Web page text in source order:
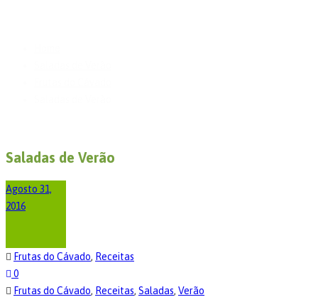
Saladas de Verão
Agosto 31,
2016
Frutas do Cávado, Receitas
0
Frutas do Cávado, Receitas, Saladas, Verão